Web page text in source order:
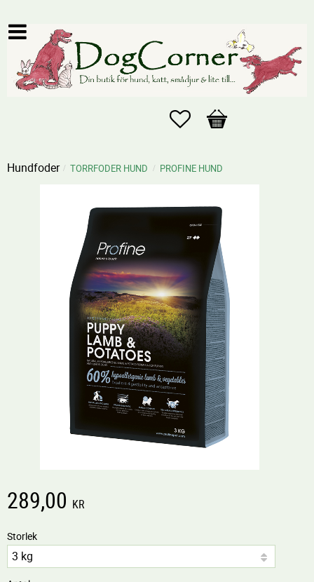
Favoriter
Kundvagn
Hundfoder TORRFODER HUND PROFINE HUND
289,00 KR
Storlek